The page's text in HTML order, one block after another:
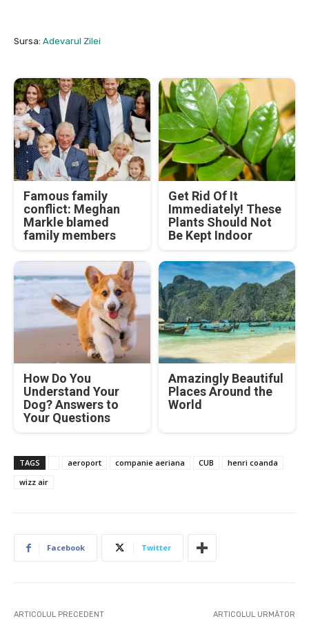
Sursa: Adevarul Zilei
Famous family
conflict: Meghan
Markle blamed
family members
Get Rid Of It
Immediately! These
Plants Should Not
Be Kept Indoor
How Do You
Understand Your
Dog? Answers to
Your Questions
Amazingly Beautiful
Places Around the
World
TAGS aeroport companie aeriana CUB
henri coanda
wizz air
Facebook Twitter
ARTICOLUL PRECEDENT ARTICOLUL URMĂTOR